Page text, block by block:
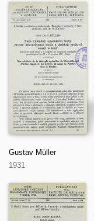
Gustav Müller
1931